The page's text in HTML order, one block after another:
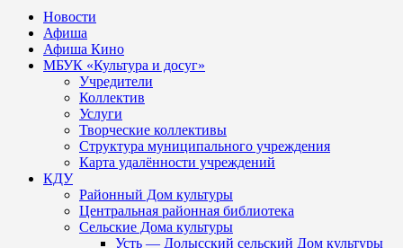
Новости
Афиша
Афиша Кино
МБУК «Культура и досуг»
Учредители
Коллектив
Услуги
Творческие коллективы
Структура муниципального учреждения
Карта удалённости учреждений
КДУ
Районный Дом культуры
Центральная районная библиотека
Сельские Дома культуры
Усть — Долысский сельский Дом культуры